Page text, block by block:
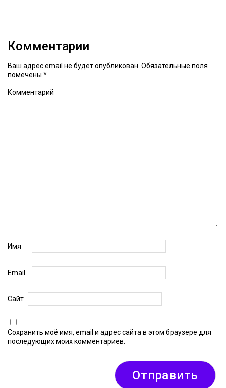
Комментарии
Ваш адрес email не будет опубликован. Обязательные поля
помечены *
Комментарий
Имя
Email
Сайт
Сохранить моё имя, email и адрес сайта в этом браузере для
последующих моих комментариев.